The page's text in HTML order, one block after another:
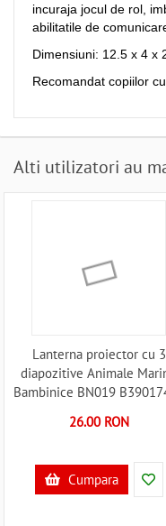
incuraja jocul de rol,
abilitatile de
Dimensiuni: 12.5 x 4 x
Recomandat copiilor
Alti utilizatori au
Lanterna proiector cu 3
diapozitive Animale
Bambinice BN019
26.00 RON
Cumpara